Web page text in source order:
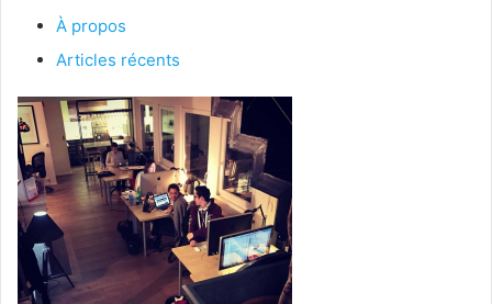
À propos
Articles récents